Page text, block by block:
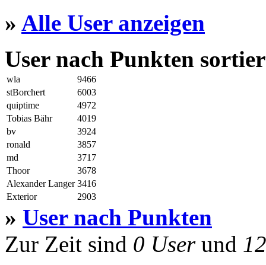
» Alle User anzeigen
User nach Punkten
wla
9466
stBorchert
6003
quiptime
4972
Tobias Bähr
4019
bv
3924
ronald
3857
md
3717
Thoor
3678
Alexander Langer 3416
Exterior
2903
» User nach Punkten
Zur Zeit sind 0 Userund